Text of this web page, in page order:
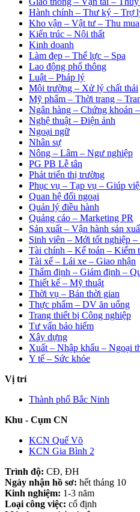
Hành chính – Thư ký – Trợ
Kho vận – Vật tư – Thu mua
Kiến trúc – Nội thất
Kinh doanh
Làm đẹp – Thể lực – Spa
Lao động phổ thông
Luật – Pháp lý
Môi trường – Xử lý chất thải
Mỹ phẩm – Thời trang –
Ngân hàng – Chứng khoán
Nghệ thuật – Điện ảnh
Ngoại ngữ
Nhân sự
Nông – Lâm – Ngư nghiệp
PG PB Lễ tân
Phát triển thị trường
Phục vụ – Tạp vụ – Giúp
Quan hệ đối ngoại
Quản lý điều hành
Quảng cáo – Marketing PR
Sản xuất – Vận hành sản
Sinh viên – Mới tốt nghiệp
Tài chính – Kế toán – Kiểm
Tài xế – Lái xe – Giao nhận
Thẩm định – Giám định –
Thiết kế – Mỹ thuật
Thời vụ – Bán thời gian
Thực phẩm – DV ăn uống
Trang thiết bị Công nghiệp
Tư vấn bảo hiểm
Xây dựng
Xuất – Nhập khẩu – Ngoại
Y tế – Sức khỏe
Vị trí
Thành phố Bắc Ninh
Khu - Cụm CN
KCN Quế Võ
KCN Gia Bình 2
Trình độ: CĐ, ĐH
Ngày nhận hồ sơ: hết tháng 10
Kinh nghiệm: 1-3 năm
Loại công việc: cố định